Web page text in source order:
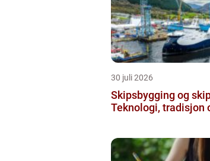
30 juli 2026
Skipsbygging og
Teknologi, tradisjon